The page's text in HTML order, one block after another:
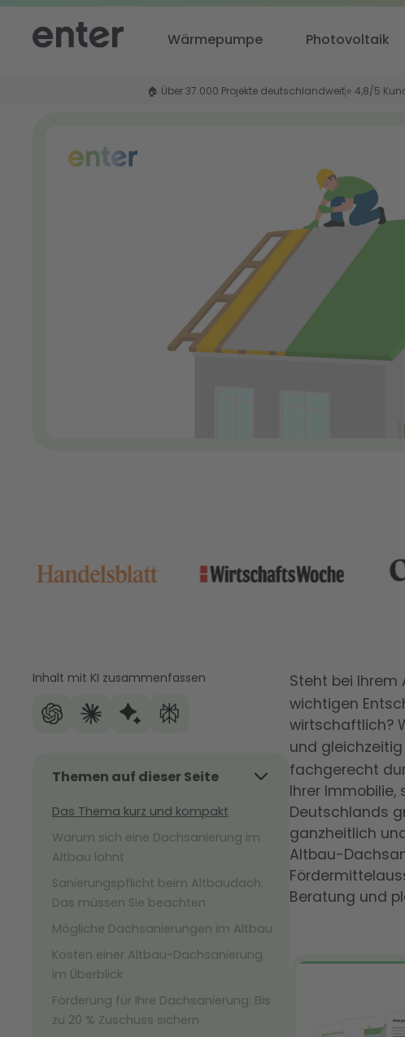
Wärmepumpe Photovoltaik
🏠 Über 37.000 Projekte deutschlandweit⭐ 4,8/5
Inhalt mit KI zusammenfassen
Themen auf dieser Seite
Das Thema kurz und kompakt
Warum sich eine Dachsanierung im
Altbau lohnt
Sanierungspflicht beim Altbaudach:
Das müssen Sie beachten
Mögliche Dachsanierungen im Altbau
Kosten einer Altbau-Dachsanierung
im Überblick
Förderung für Ihre Dachsanierung: Bis
zu 20 % Zuschuss sichern
Steht bei Ihrem
wichtigen
wirtschaftlich?
und
fachgerecht
Ihrer Immobilie,
Deutschlands
ganzheitlich
Altbau-
Beratung und